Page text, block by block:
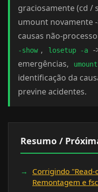
graciosamente (cd /
umount novamente
causas não-
-show , losetup -a
-
emergências,
identificação da
previne acidentes.
Resumo /
Corrigindo
Remontagem e